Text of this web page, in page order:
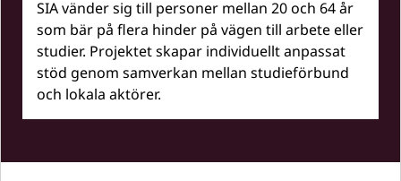
SIA vänder sig till personer mellan 20 och 64 år
som bär på flera hinder på vägen till arbete eller
studier. Projektet skapar individuellt anpassat
stöd genom samverkan mellan studieförbund
och lokala aktörer.